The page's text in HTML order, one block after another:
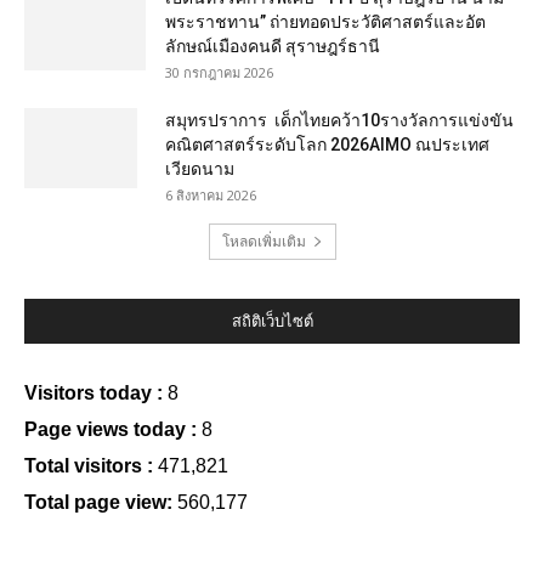
พระราชทาน” ถ่ายทอดประวัติศาสตร์และอัต
ลักษณ์เมืองคนดี สุราษฎร์ธานี
30 กรกฎาคม 2026
สมุทรปราการ เด็กไทยคว้า10รางวัลการแข่งขัน
คณิตศาสตร์ระดับโลก 2026AIMO ณประเทศ
เวียดนาม
6 สิงหาคม 2026
โหลดเพิ่มเติม
สถิติเว็บไซต์
Visitors today : 8
Page views today : 8
Total visitors : 471,821
Total page view: 560,177